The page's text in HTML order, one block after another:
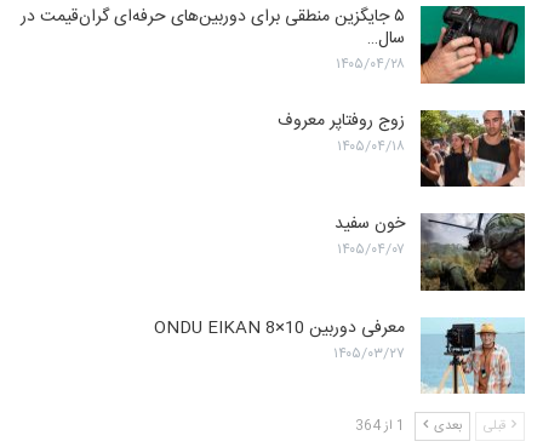
۵ جایگزین منطقی برای دوربین‌های حرفه‌ای گران‌قیمت در
سال…
۱۴۰۵/۰۴/۲۸
زوج روفتاپر معروف
۱۴۰۵/۰۴/۱۸
خون سفید
۱۴۰۵/۰۴/۰۷
معرفی دوربین ONDU EIKAN 8×10
۱۴۰۵/۰۳/۲۷
قبلی بعدی 1 از 364